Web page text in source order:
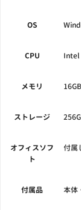
OS
CPU Intel
メモリ 16GB
ストレージ
オフィスソフ
ト
付属
付属品 本体